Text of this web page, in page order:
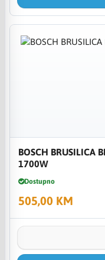
BOSCH BRUSILICA
1700W
Dostupno
505,00 KM